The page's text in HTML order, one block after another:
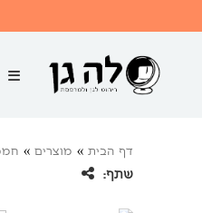
דף הבית » מוצרים »
שתף: